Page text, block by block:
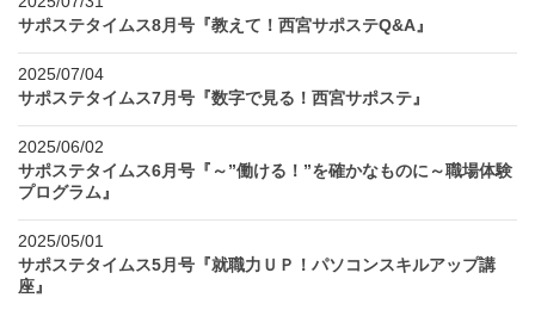
サポステタイムス8月号『教えて！西宮サポステQ&A』
2025/07/04
サポステタイムス7月号『数字で見る！西宮サポステ』
2025/06/02
サポステタイムス6月号『～”働ける！”を確かなものに～職場体験
プログラム』
2025/05/01
サポステタイムス5月号『就職力ＵＰ！パソコンスキルアップ講
座』